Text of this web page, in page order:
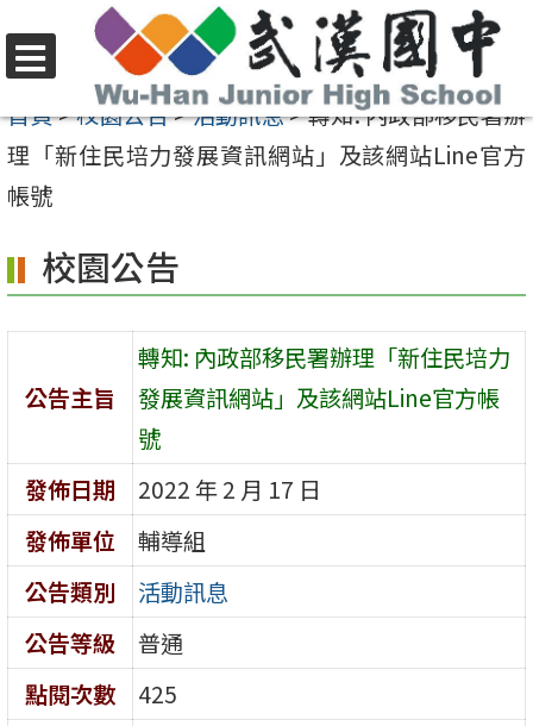
至
要
內
區
選
單
首頁>校園公告>活動訊息>轉知: 內政部移民署辦
理「新住民培力發展資訊網站」及該網站Line官方
帳號
校園公告
公告主旨
轉知: 內政部移民署辦理「新住民培力
發展資訊網站」及該網站Line官方帳
號
發佈日期
2022 年 2 月 17 日
發佈單位
輔導組
公告類別
活動訊息
公告等級
普通
點閱次數
425